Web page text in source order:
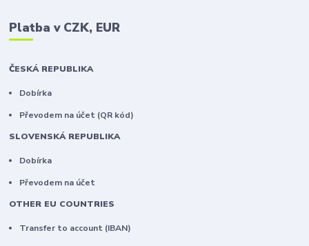
Platba v CZK, EUR
ČESKÁ REPUBLIKA
Dobírka
Převodem na účet (QR kód)
SLOVENSKÁ REPUBLIKA
Dobírka
Převodem na účet
OTHER EU COUNTRIES
Transfer to account (IBAN)